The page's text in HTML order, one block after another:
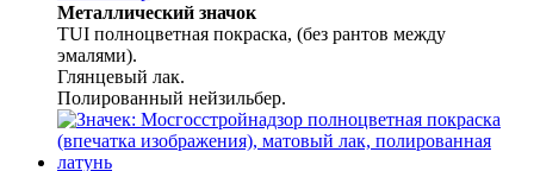
Металлический значок
ТUI полноцветная покраска, (без рантов между
эмалями).
Глянцевый лак.
Полированный нейзильбер.